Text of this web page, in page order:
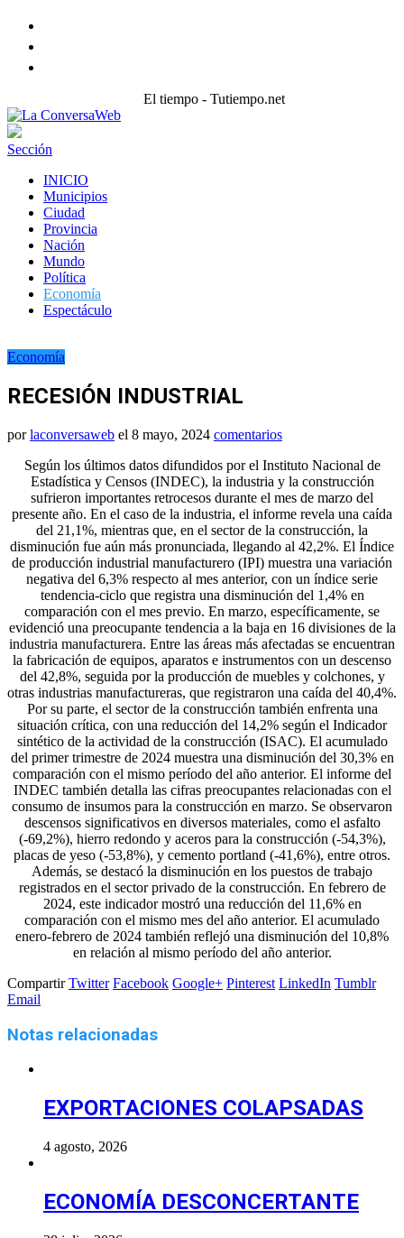
El tiempo - Tutiempo.net
Sección
INICIO
Municipios
Ciudad
Provincia
Nación
Mundo
Política
Economía
Espectáculo
Economía
RECESIÓN INDUSTRIAL
porlaconversaweb el 8 mayo, 2024 comentarios
Según los últimos datos difundidos por el Instituto Nacional de
Estadística y Censos (INDEC), la industria y la construcción
sufrieron importantes retrocesos durante el mes de marzo del
presente año. En el caso de la industria, el informe revela una caída
del 21,1%, mientras que, en el sector de la construcción, la
disminución fue aún más pronunciada, llegando al 42,2%. El Índice
de producción industrial manufacturero (IPI) muestra una variación
negativa del 6,3% respecto al mes anterior, con un índice serie
tendencia-ciclo que registra una disminución del 1,4% en
comparación con el mes previo. En marzo, específicamente, se
evidenció una preocupante tendencia a la baja en 16 divisiones de la
industria manufacturera. Entre las áreas más afectadas se encuentran
la fabricación de equipos, aparatos e instrumentos con un descenso
del 42,8%, seguida por la producción de muebles y colchones, y
otras industrias manufactureras, que registraron una caída del 40,4%.
Por su parte, el sector de la construcción también enfrenta una
situación crítica, con una reducción del 14,2% según el Indicador
sintético de la actividad de la construcción (ISAC). El acumulado
del primer trimestre de 2024 muestra una disminución del 30,3% en
comparación con el mismo período del año anterior. El informe del
INDEC también detalla las cifras preocupantes relacionadas con el
consumo de insumos para la construcción en marzo. Se observaron
descensos significativos en diversos materiales, como el asfalto
(-69,2%), hierro redondo y aceros para la construcción (-54,3%),
placas de yeso (-53,8%), y cemento portland (-41,6%), entre otros.
Además, se destacó la disminución en los puestos de trabajo
registrados en el sector privado de la construcción. En febrero de
2024, este indicador mostró una reducción del 11,6% en
comparación con el mismo mes del año anterior. El acumulado
enero-febrero de 2024 también reflejó una disminución del 10,8%
en relación al mismo período del año anterior.
Compartir Twitter Facebook Google+ Pinterest LinkedIn Tumblr
Email
Notas relacionadas
EXPORTACIONES COLAPSADAS
4 agosto, 2026
ECONOMÍA DESCONCERTANTE